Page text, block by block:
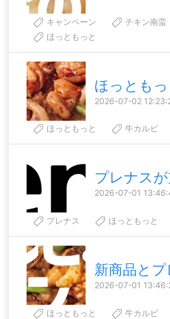
キャンペーン
チキン南蛮
ほっともっと
ほっとも
2026-07-02
ほっともっと 牛カルビ
プレナス
2026-07-01
プレナス ほっともっと
新商品とプ
2026-07-01
ほっともっと 牛カルビ